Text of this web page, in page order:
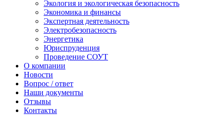
Экология и экологическая безопасность
Экономика и финансы
Экспертная деятельность
Электробезопасность
Энергетика
Юриспруденция
Проведение СОУТ
О компании
Новости
Вопрос / ответ
Наши документы
Отзывы
Контакты